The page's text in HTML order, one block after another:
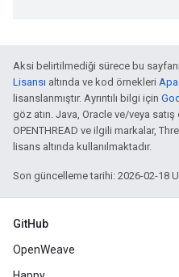
Aksi belirtilmediği sürece bu
Lisansı altında ve kod örnekleri
lisanslanmıştır. Ayrıntılı bilgi için
göz atın. Java, Oracle ve/veya satış
OPENTHREAD ve ilgili markalar,
lisans altında kullanılmaktadır.
Son güncelleme tarihi: 2026-02-18
GitHub
OpenWeave